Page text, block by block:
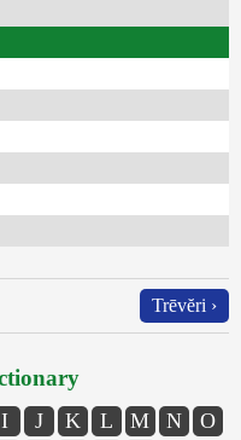
Trēvĕri ›
I J K L M N
O